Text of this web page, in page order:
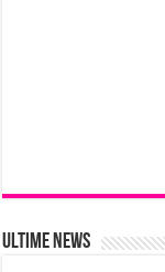
Ultime News